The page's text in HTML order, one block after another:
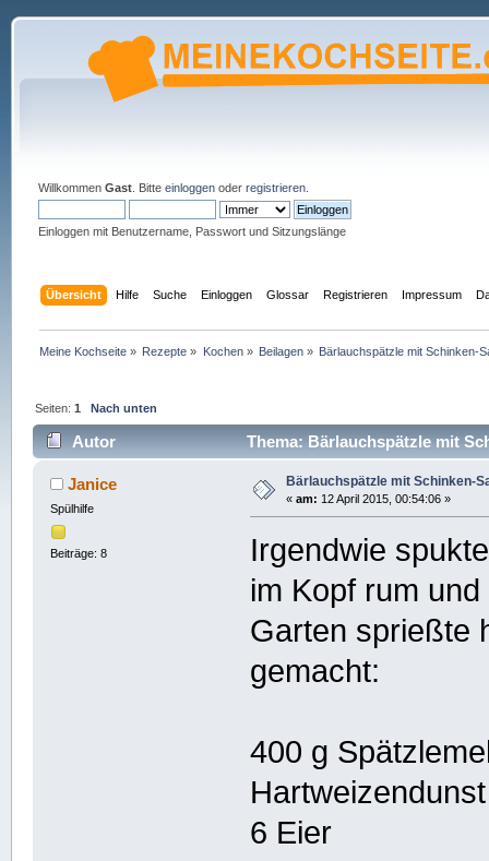
Willkommen Gast. Bitte einloggenoder registrieren.
Einloggen mit Benutzername, Passwort und Sitzungslänge
Übersicht Hilfe Suche Einloggen Glossar Registrieren Impressum
Meine Kochseite » Rezepte » Kochen» Beilagen » Bärlauchspätzle mit Schinken-
Seiten:1 Nach unten
Autor Thema: Bärlauchspätzle mit
Janice
Spülhilfe
Beiträge: 8
Bärlauchspätzle mit Schinken-
« am: 12 April 2015, 00:54:06 »
Irgendwie
im Kopf rum
Garten sprießte
gemacht:
400 g
6 Eier